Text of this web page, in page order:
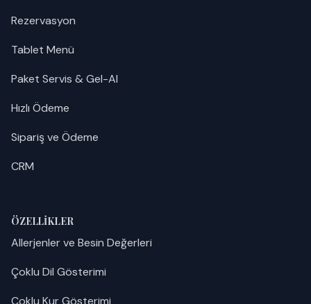
Rezervasyon
Tablet Menü
Paket Servis & Gel-Al
Hızlı Ödeme
Sipariş ve Ödeme
CRM
ÖZELLIKLER
Allerjenler ve Besin Değerleri
Çoklu Dil Gösterimi
Çoklu Kur Gösterimi